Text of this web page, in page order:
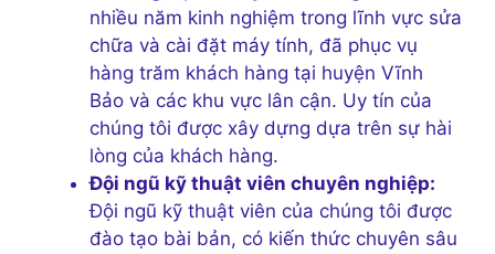
nhiều năm kinh nghiệm trong lĩnh vực sửa
chữa và cài đặt máy tính, đã phục vụ
hàng trăm khách hàng tại huyện Vĩnh
Bảo và các khu vực lân cận. Uy tín của
chúng tôi được xây dựng dựa trên sự hài
lòng của khách hàng.
Đội ngũ kỹ thuật viên chuyên nghiệp:
Đội ngũ kỹ thuật viên của chúng tôi được
đào tạo bài bản, có kiến thức chuyên sâu